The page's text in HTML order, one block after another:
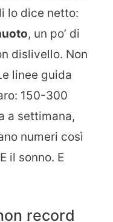
lo dice netto:
, un po’ di
dislivello. Non
linee guida
150-300
a settimana,
numeri così
il sonno. E
record